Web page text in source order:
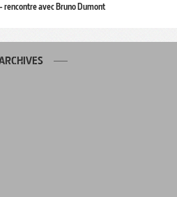
rencontre avec Bruno Dumont